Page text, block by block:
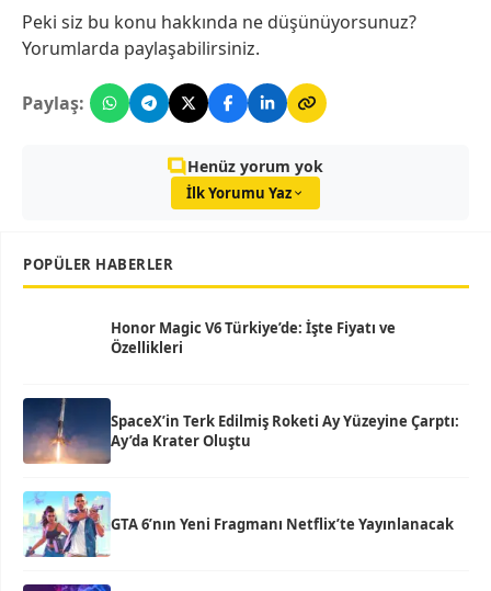
Peki siz bu konu hakkında ne düşünüyorsunuz?
Yorumlarda paylaşabilirsiniz.
Paylaş:
Henüz yorum yok
İlk Yorumu Yaz
POPÜLER HABERLER
Honor Magic V6 Türkiye’de: İşte Fiyatı ve
Özellikleri
SpaceX’in Terk Edilmiş Roketi Ay Yüzeyine Çarptı:
Ay’da Krater Oluştu
GTA 6’nın Yeni Fragmanı Netflix’te Yayınlanacak